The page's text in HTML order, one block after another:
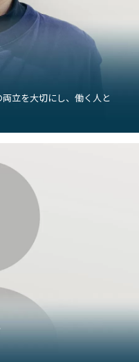
立を大切にし、働く人と